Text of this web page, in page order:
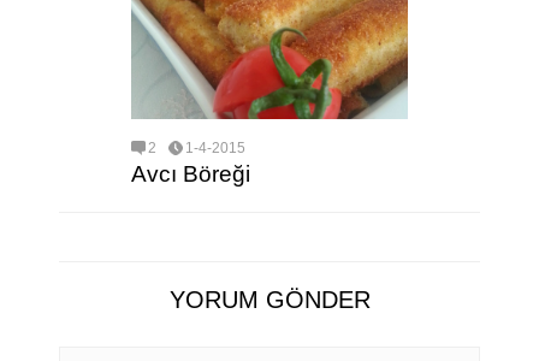
2 1-4-2015
Avcı Böreği
YORUM GÖNDER